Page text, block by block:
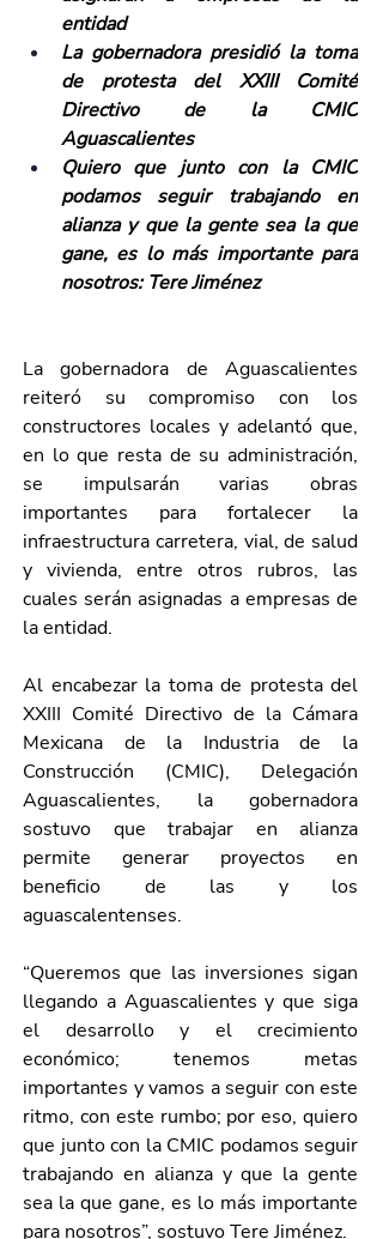
entidad
La gobernadora presidió la toma
de protesta del XXIII Comité
Directivo de la CMIC
Aguascalientes
Quiero que junto con la CMIC
podamos seguir trabajando en
alianza y que la gente sea la que
gane, es lo más importante para
nosotros: Tere Jiménez
La gobernadora de Aguascalientes
reiteró su compromiso con los
constructores locales y adelantó que,
en lo que resta de su administración,
se impulsarán varias obras
importantes para fortalecer la
infraestructura carretera, vial, de salud
y vivienda, entre otros rubros, las
cuales serán asignadas a empresas de
la entidad.
Al encabezar la toma de protesta del
XXIII Comité Directivo de la Cámara
Mexicana de la Industria de la
Construcción (CMIC), Delegación
Aguascalientes, la gobernadora
sostuvo que trabajar en alianza
permite generar proyectos en
beneficio de las y los
aguascalentenses.
“Queremos que las inversiones sigan
llegando a Aguascalientes y que siga
el desarrollo y el crecimiento
económico; tenemos metas
importantes y vamos a seguir con este
ritmo, con este rumbo; por eso, quiero
que junto con la CMIC podamos seguir
trabajando en alianza y que la gente
sea la que gane, es lo más importante
para nosotros”, sostuvo Tere Jiménez.